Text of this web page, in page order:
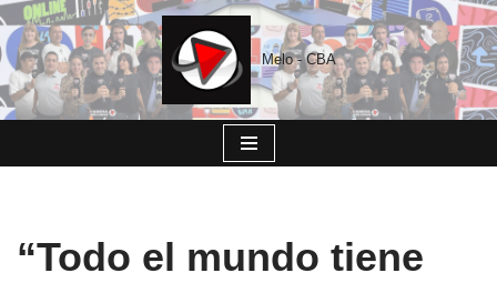
Saltar
al
contenido
Melo - CBA
“Todo el mundo tiene